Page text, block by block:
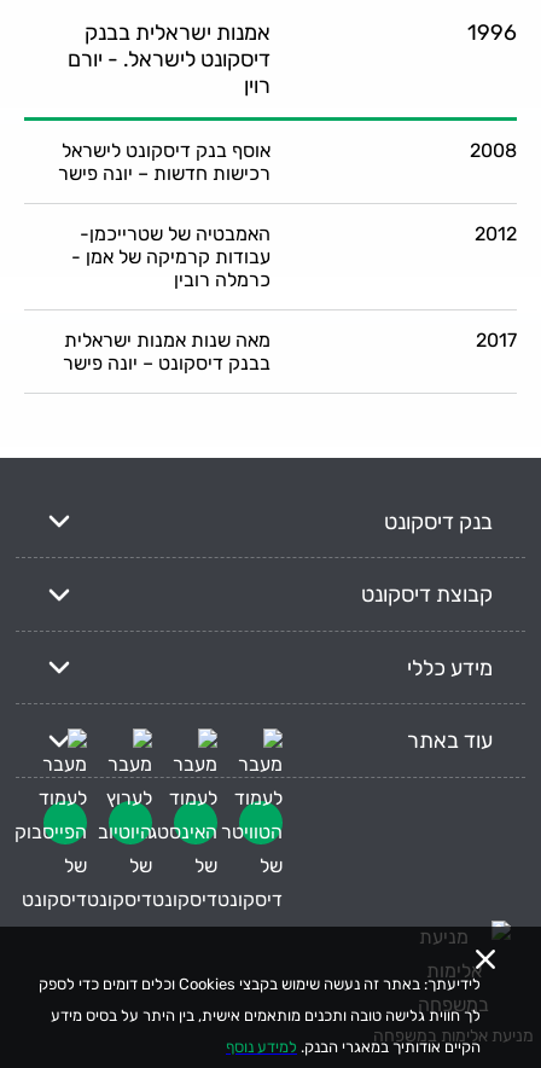
לידיעתך: באתר זה נעשה שימוש בקבצי Cookies וכלים דומים כדי לספק
לך חווית גלישה טובה ותכנים מותאמים אישית, בין היתר על בסיס מידע
הקיים אודותיך במאגרי הבנק. למידע נוסף
1996
אמנות ישראלית בבנק
דיסקונט לישראל. - יורם
רוין
2008
אוסף בנק דיסקונט לישראל
רכישות חדשות – יונה פישר
2012
האמבטיה של שטרייכמן-
עבודות קרמיקה של אמן -
כרמלה רובין
2017
מאה שנות אמנות ישראלית
בבנק דיסקונט – יונה פישר
בנק דיסקונט
קבוצת דיסקונט
מידע כללי
עוד באתר
מניעת אלימות במשפחה